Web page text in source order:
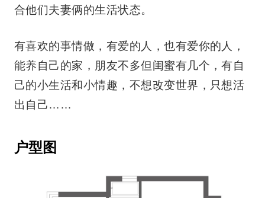
合他们夫妻俩的生活状态。
有喜欢的事情做，有爱的人，也有爱你的人，
能养自己的家，朋友不多但闺蜜有几个，有自
己的小生活和小情趣，不想改变世界，只想活
出自己……
户型图